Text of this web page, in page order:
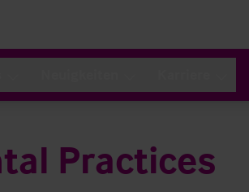
Practices